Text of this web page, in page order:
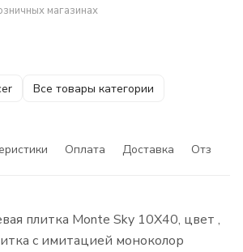
магазинах
Все товары категории
Оплата Доставка Отзывы
плитка Monte Sky 10X40, цвет ,
с имитацией моноколор